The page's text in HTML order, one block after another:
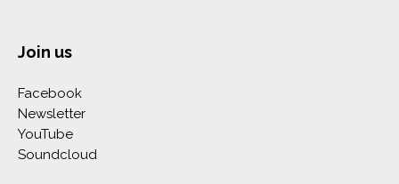
Join us
Facebook
Newsletter
YouTube
Soundcloud